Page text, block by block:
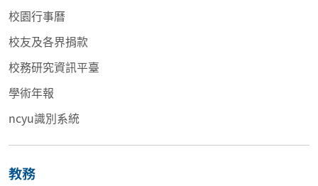
校園行事曆
校友及各界捐款
校務研究資訊平臺
學術年報
ncyu識別系統
教務